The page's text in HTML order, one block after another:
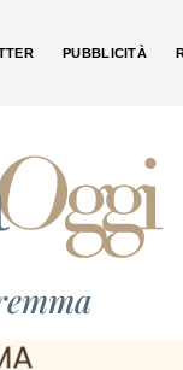
PUBBLICITÀ